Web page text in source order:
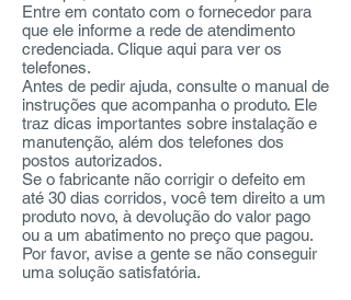
Entre em contato com o fornecedor para
que ele informe a rede de atendimento
credenciada. Clique aqui para ver os
telefones.
Antes de pedir ajuda, consulte o manual de
instruções que acompanha o produto. Ele
traz dicas importantes sobre instalação e
manutenção, além dos telefones dos
postos autorizados.
Se o fabricante não corrigir o defeito em
até 30 dias corridos, você tem direito a um
produto novo, à devolução do valor pago
ou a um abatimento no preço que pagou.
Por favor, avise a gente se não conseguir
uma solução satisfatória.